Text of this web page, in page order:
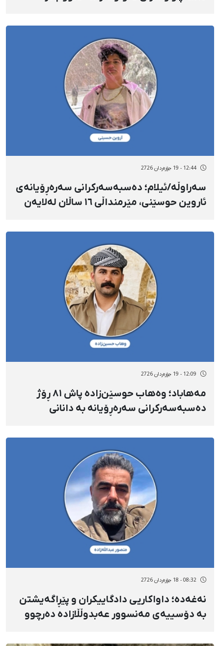
12:44 - 19 جۆزەردان 2726
سەراوڵە/ئیلام؛ دەسبەسەرکرانی سەرەڕۆیانەی
ئاروین حوسێنی، مێرمنداڵی ١٦ ساڵان لەلایەن
12:09 - 19 جۆزەردان 2726
مەهاباد؛ وەهاب حوسێن‌زادە پاش ٨١ ڕۆژ
دەسبەسەرکرانی سەرەڕۆیانە بە دانانی
08:32 - 18 جۆزەردان 2726
نەغەدە؛ داواکاریی دادگاییکران و پێڕاگەیشتن
بە دۆسییەی مەنسوور عەبدوڵڵازادە دەرچوو